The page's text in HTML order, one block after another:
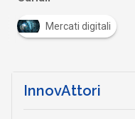
Mercati digitali
InnovAttori